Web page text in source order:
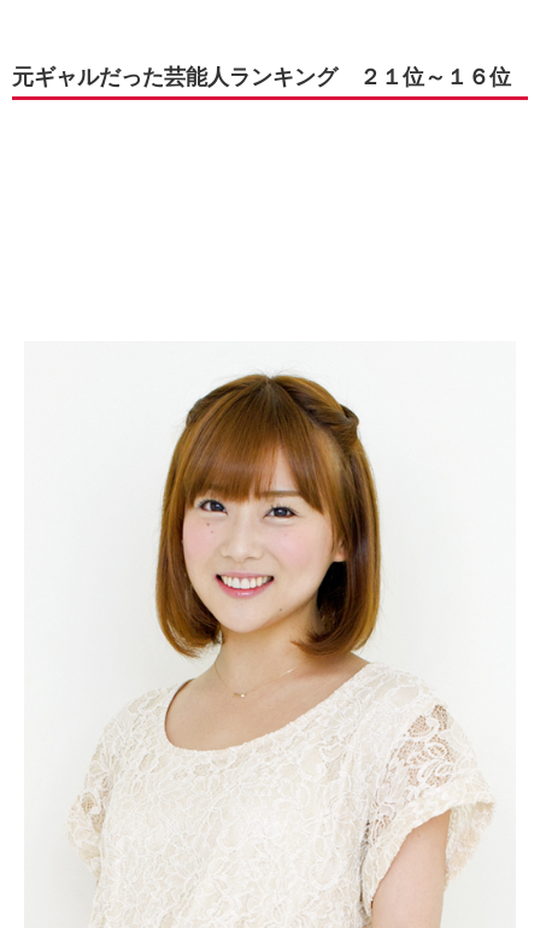
元ギャルだった芸能人ランキング ２１位～１６位